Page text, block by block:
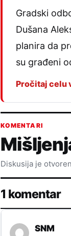
Gradski
Dušana
planira da
su građeni
Pročitaj celu
KOMENTARI
Diskusija je
1 komentar
SNM